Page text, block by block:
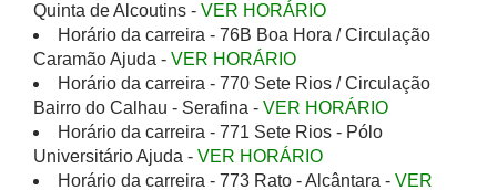
Quinta de Alcoutins - VER HORÁRIO
Horário da carreira - 76B Boa Hora / Circulação
Caramão Ajuda - VER HORÁRIO
Horário da carreira - 770 Sete Rios / Circulação
Bairro do Calhau - Serafina - VER HORÁRIO
Horário da carreira - 771 Sete Rios - Pólo
Universitário Ajuda - VER HORÁRIO
Horário da carreira - 773 Rato - Alcântara - VER